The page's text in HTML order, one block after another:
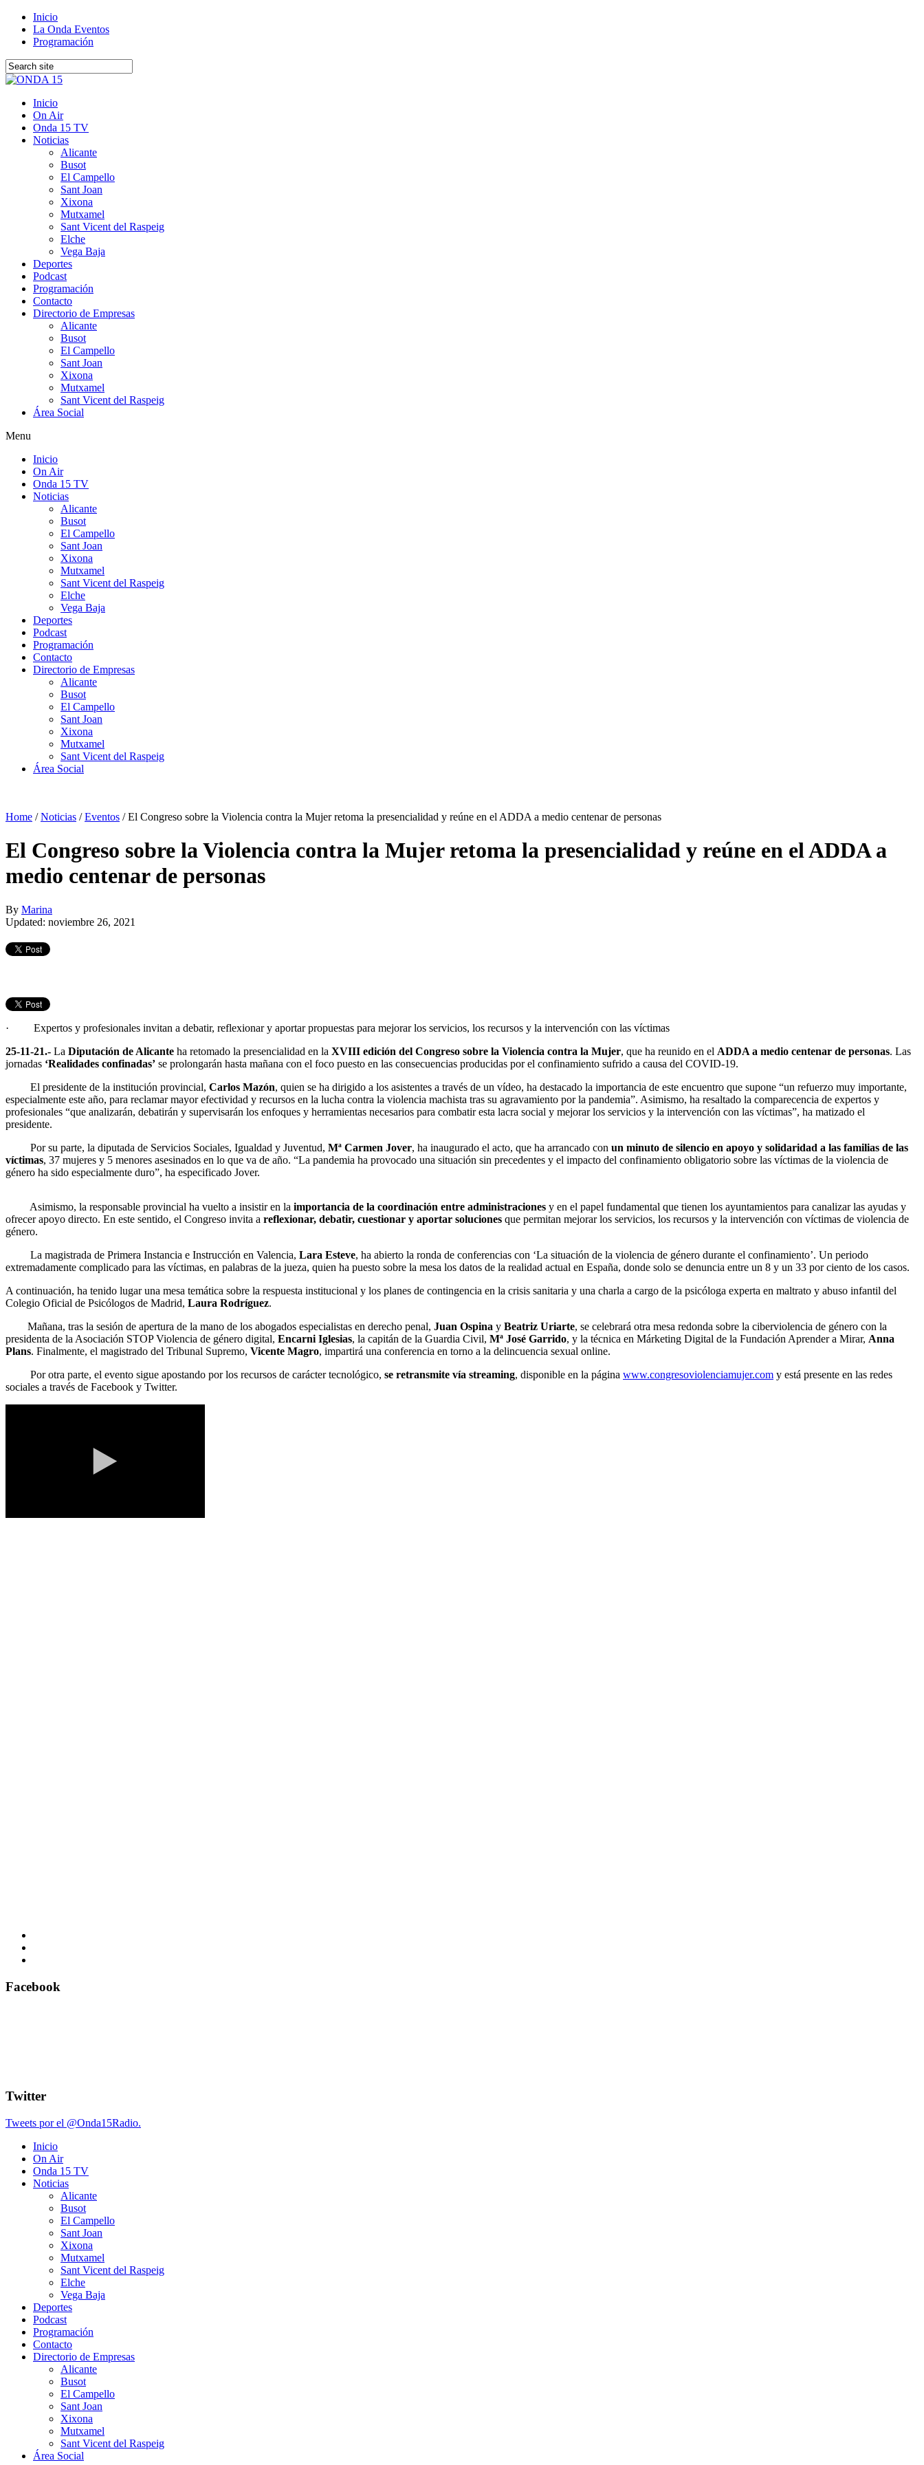
Inicio
La Onda Eventos
Programación
Inicio
On Air
Onda 15 TV
Noticias
Alicante
Busot
El Campello
Sant Joan
Xixona
Mutxamel
Sant Vicent del Raspeig
Elche
Vega Baja
Deportes
Podcast
Programación
Contacto
Directorio de Empresas
Alicante
Busot
El Campello
Sant Joan
Xixona
Mutxamel
Sant Vicent del Raspeig
Área Social
Menu
Inicio
On Air
Onda 15 TV
Noticias
Alicante
Busot
El Campello
Sant Joan
Xixona
Mutxamel
Sant Vicent del Raspeig
Elche
Vega Baja
Deportes
Podcast
Programación
Contacto
Directorio de Empresas
Alicante
Busot
El Campello
Sant Joan
Xixona
Mutxamel
Sant Vicent del Raspeig
Área Social
Home /Noticias /Eventos /El Congreso sobre la Violencia contra la Mujer retoma la presencialidad y reúne en el ADDA a medio centenar de personas
El Congreso sobre la Violencia contra la Mujer retoma la presencialidad y reúne en el ADDA a
medio centenar de personas
By Marina
Updated: noviembre 26, 2021
· Expertos y profesionales invitan a debatir, reflexionar y aportar propuestas para mejorar los servicios, los recursos y la intervención con las víctimas
25-11-21.- La Diputación de Alicante ha retomado la presencialidad en la XVIII edición del Congreso sobre la Violencia contra la Mujer, que ha reunido en el ADDA a medio centenar de personas. Las
jornadas ‘Realidades confinadas’ se prolongarán hasta mañana con el foco puesto en las consecuencias producidas por el confinamiento sufrido a causa del COVID-19.
El presidente de la institución provincial, Carlos Mazón, quien se ha dirigido a los asistentes a través de un vídeo, ha destacado la importancia de este encuentro que supone “un refuerzo muy importante,
especialmente este año, para reclamar mayor efectividad y recursos en la lucha contra la violencia machista tras su agravamiento por la pandemia”. Asimismo, ha resaltado la comparecencia de expertos y
profesionales “que analizarán, debatirán y supervisarán los enfoques y herramientas necesarios para combatir esta lacra social y mejorar los servicios y la intervención con las víctimas”, ha matizado el
presidente.
Por su parte, la diputada de Servicios Sociales, Igualdad y Juventud, Mª Carmen Jover, ha inaugurado el acto, que ha arrancado con un minuto de silencio en apoyo y solidaridad a las familias de las
víctimas, 37 mujeres y 5 menores asesinados en lo que va de año. “La pandemia ha provocado una situación sin precedentes y el impacto del confinamiento obligatorio sobre las víctimas de la violencia de
género ha sido especialmente duro”, ha especificado Jover.
Asimismo, la responsable provincial ha vuelto a insistir en la importancia de la coordinación entre administraciones y en el papel fundamental que tienen los ayuntamientos para canalizar las ayudas y
ofrecer apoyo directo. En este sentido, el Congreso invita a reflexionar, debatir, cuestionar y aportar soluciones que permitan mejorar los servicios, los recursos y la intervención con víctimas de violencia de
género.
La magistrada de Primera Instancia e Instrucción en Valencia, Lara Esteve, ha abierto la ronda de conferencias con ‘La situación de la violencia de género durante el confinamiento’. Un periodo
extremadamente complicado para las víctimas, en palabras de la jueza, quien ha puesto sobre la mesa los datos de la realidad actual en España, donde solo se denuncia entre un 8 y un 33 por ciento de los casos.
A continuación, ha tenido lugar una mesa temática sobre la respuesta institucional y los planes de contingencia en la crisis sanitaria y una charla a cargo de la psicóloga experta en maltrato y abuso infantil del
Colegio Oficial de Psicólogos de Madrid, Laura Rodríguez.
Mañana, tras la sesión de apertura de la mano de los abogados especialistas en derecho penal, Juan Ospina y Beatriz Uriarte, se celebrará otra mesa redonda sobre la ciberviolencia de género con la
presidenta de la Asociación STOP Violencia de género digital, Encarni Iglesias, la capitán de la Guardia Civil, Mª José Garrido, y la técnica en Márketing Digital de la Fundación Aprender a Mirar, Anna
Plans. Finalmente, el magistrado del Tribunal Supremo, Vicente Magro, impartirá una conferencia en torno a la delincuencia sexual online.
Por otra parte, el evento sigue apostando por los recursos de carácter tecnológico, se retransmite vía streaming, disponible en la página www.congresoviolenciamujer.com y está presente en las redes
sociales a través de Facebook y Twitter.
Facebook
Twitter
Tweets por el @Onda15Radio.
Inicio
On Air
Onda 15 TV
Noticias
Alicante
Busot
El Campello
Sant Joan
Xixona
Mutxamel
Sant Vicent del Raspeig
Elche
Vega Baja
Deportes
Podcast
Programación
Contacto
Directorio de Empresas
Alicante
Busot
El Campello
Sant Joan
Xixona
Mutxamel
Sant Vicent del Raspeig
Área Social